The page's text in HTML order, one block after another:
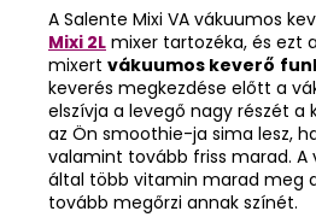
A Salente Mixi VA vákuumos
Mixi 2L mixer tartozéka, és ezt
mixert vákuumos keverő
keverés megkezdése előtt a
elszívja a levegő nagy részét a
az Ön smoothie-ja sima lesz,
valamint tovább friss marad. A
által több vitamin marad meg
tovább megőrzi annak színét.